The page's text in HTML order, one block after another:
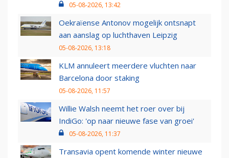
05-08-2026, 13:42
Oekraïense Antonov mogelijk ontsnapt
aan aanslag op luchthaven Leipzig
05-08-2026, 13:18
KLM annuleert meerdere vluchten naar
Barcelona door staking
05-08-2026, 11:57
Willie Walsh neemt het roer over bij
IndiGo: 'op naar nieuwe fase van groei'
05-08-2026, 11:37
Transavia opent komende winter nieuwe